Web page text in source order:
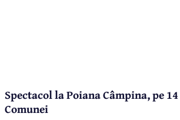
Spectacol la Poiana Câmpina, pe
Comunei